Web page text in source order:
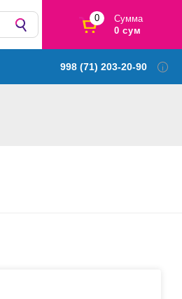
0
Сумма
0 сум
998 (71) 203-20-90